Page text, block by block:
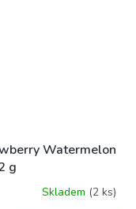
Watermelon
g
Skladem (2 ks)